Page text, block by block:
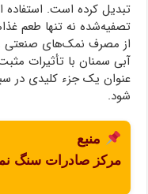
تبدیل کرده است.
تصفیه‌شده نه تنها طعم
از مصرف نمک‌های صنعتی
آبی سمنان با تأثیرات
عنوان یک جزء کلیدی در
شود.
منبع
مرکز صادرات سنگ